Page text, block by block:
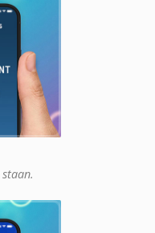
staan.